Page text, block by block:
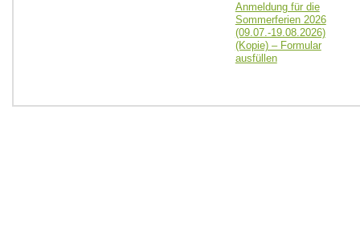
Anmeldung für die
Sommerferien 2026
(09.07.-19.08.2026)
(Kopie) – Formular
ausfüllen